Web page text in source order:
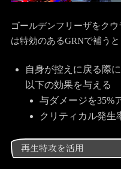
ゴールデンフリーザをク
は特効のあるGRNで補うと
自身が控えに戻る際
以下の効果を与える
与ダメージを35%
クリティカル発生
再生特攻を活用